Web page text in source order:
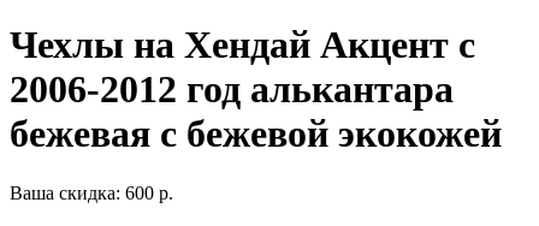
Чехлы на Хендай Акцент с
2006-2012 год алькантара
бежевая с бежевой экокожей
Ваша скидка: 600 р.